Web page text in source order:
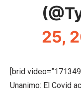
25,
[brid
Unanimo: El Covid